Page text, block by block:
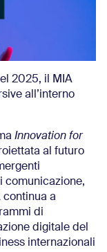
2025, il MIA
all’interno
Innovation for
al futuro
comunicazione,
continua a
di
digitale del
internazionali